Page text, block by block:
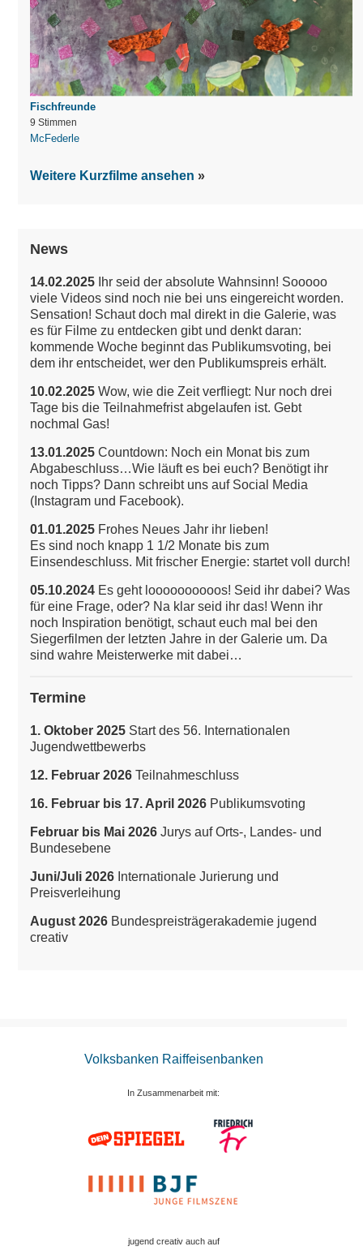
Fischfreunde
9 Stimmen
McFederle
Weitere Kurzfilme ansehen
News
14.02.2025 Ihr seid der absolute Wahnsinn! Sooooo
viele Videos sind noch nie bei uns eingereicht worden.
Sensation! Schaut doch mal direkt in die Galerie, was
es für Filme zu entdecken gibt und denkt daran:
kommende Woche beginnt das Publikumsvoting, bei
dem ihr entscheidet, wer den Publikumspreis erhält.
10.02.2025 Wow, wie die Zeit verfliegt: Nur noch drei
Tage bis die Teilnahmefrist abgelaufen ist. Gebt
nochmal Gas!
13.01.2025 Countdown: Noch ein Monat bis zum
Abgabeschluss…Wie läuft es bei euch? Benötigt ihr
noch Tipps? Dann schreibt uns auf Social Media
(Instagram und Facebook).
01.01.2025 Frohes Neues Jahr ihr lieben!
Es sind noch knapp 1 1/2 Monate bis zum
Einsendeschluss. Mit frischer Energie: startet voll durch!
05.10.2024 Es geht loooooooooos! Seid ihr dabei? Was
für eine Frage, oder? Na klar seid ihr das! Wenn ihr
noch Inspiration benötigt, schaut euch mal bei den
Siegerfilmen der letzten Jahre in der Galerie um. Da
sind wahre Meisterwerke mit dabei…
Termine
1. Oktober 2025 Start des 56. Internationalen
Jugendwettbewerbs
12. Februar 2026 Teilnahmeschluss
16. Februar bis 17. April 2026 Publikumsvoting
Februar bis Mai 2026 Jurys auf Orts-, Landes- und
Bundesebene
Juni/Juli 2026 Internationale Jurierung und
Preisverleihung
August 2026 Bundespreisträgerakademie jugend
creativ
Volksbanken Raiffeisenbanken
In Zusammenarbeit mit:
jugend creativ auch auf